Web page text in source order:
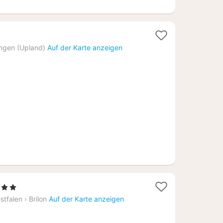
(Upland) Auf der Karte anzeigen
› Brilon Auf der Karte anzeigen